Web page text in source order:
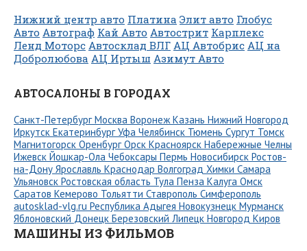
Нижний центр авто Платина Элит авто Глобус
Авто Автограф Кай Авто Автострит Карплекс
Ленд Моторс Автосклад ВЛГ АЦ Автобрис АЦ на
Добролюбова АЦ Иртыш Азимут Авто
АВТОСАЛОНЫ В ГОРОДАХ
Санкт-ПетербургМосква Воронеж Казань Нижний Новгород
Иркутск ЕкатеринбургУфа Челябинск Тюмень Сургут Томск
Магнитогорск ОренбургОрск Красноярск Набережные Челны
Ижевск Йошкар-Ола Чебоксары Пермь Новосибирск Ростов-
на-Дону Ярославль Краснодар Волгоград Химки Самара
Ульяновск Ростовская область Тула Пенза Калуга Омск
Саратов Кемерово Тольятти Ставрополь Симферополь
autosklad-vlg.ru Республика Адыгея Новокузнецк Мурманск
Яблоновский Донецк Березовский Липецк Новгород Киров
МАШИНЫ ИЗ ФИЛЬМОВ